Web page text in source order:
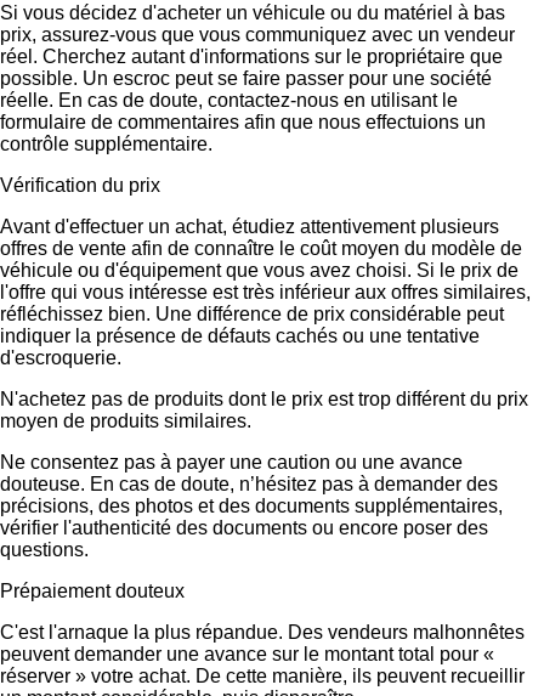
Si vous décidez d'acheter un véhicule ou du matériel à bas
prix, assurez-vous que vous communiquez avec un vendeur
réel. Cherchez autant d'informations sur le propriétaire que
possible. Un escroc peut se faire passer pour une société
réelle. En cas de doute, contactez-nous en utilisant le
formulaire de commentaires afin que nous effectuions un
contrôle supplémentaire.
Vérification du prix
Avant d'effectuer un achat, étudiez attentivement plusieurs
offres de vente afin de connaître le coût moyen du modèle de
véhicule ou d'équipement que vous avez choisi. Si le prix de
l'offre qui vous intéresse est très inférieur aux offres similaires,
réfléchissez bien. Une différence de prix considérable peut
indiquer la présence de défauts cachés ou une tentative
d'escroquerie.
N'achetez pas de produits dont le prix est trop différent du prix
moyen de produits similaires.
Ne consentez pas à payer une caution ou une avance
douteuse. En cas de doute, n’hésitez pas à demander des
précisions, des photos et des documents supplémentaires,
vérifier l'authenticité des documents ou encore poser des
questions.
Prépaiement douteux
C'est l'arnaque la plus répandue. Des vendeurs malhonnêtes
peuvent demander une avance sur le montant total pour «
réserver » votre achat. De cette manière, ils peuvent recueillir